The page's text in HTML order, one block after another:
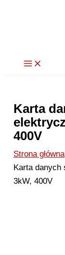
Karta
400V
Strona główna
Karta danych
3kW, 400V